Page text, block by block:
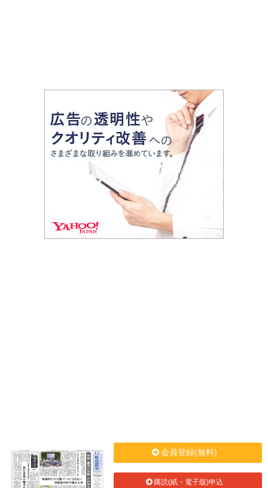
会員登録(無料)
購読(紙・電子版)申込